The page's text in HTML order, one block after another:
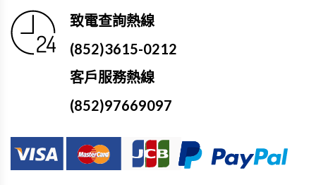
致電查詢熱線
(852)3615-0212
客戶服務熱線
(852)97669097